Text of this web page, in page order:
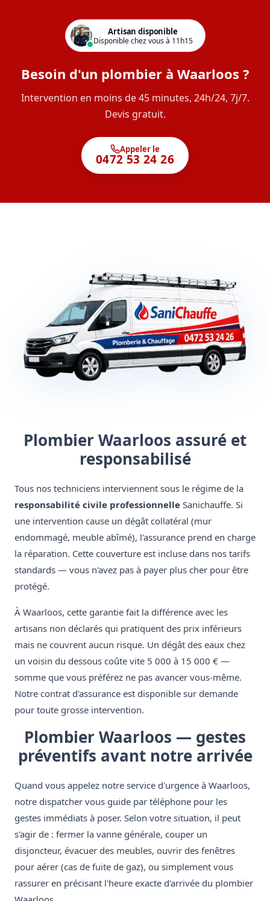
Artisan disponible
Disponible chez vous à 11h15
Besoin d'un plombier à Waarloos ?
Intervention en moins de 45 minutes, 24h/24, 7j/7.
Devis gratuit.
Appeler le
0472 53 24 26
Plombier Waarloos assuré et
responsabilisé
Tous nos techniciens interviennent sous le régime de la
responsabilité civile professionnelle Sanichauffe. Si
une intervention cause un dégât collatéral (mur
endommagé, meuble abîmé), l'assurance prend en charge
la réparation. Cette couverture est incluse dans nos tarifs
standards — vous n'avez pas à payer plus cher pour être
protégé.
À Waarloos, cette garantie fait la différence avec les
artisans non déclarés qui pratiquent des prix inférieurs
mais ne couvrent aucun risque. Un dégât des eaux chez
un voisin du dessous coûte vite 5 000 à 15 000 € —
somme que vous préférez ne pas avancer vous-même.
Notre contrat d'assurance est disponible sur demande
pour toute grosse intervention.
Plombier Waarloos — gestes
préventifs avant notre arrivée
Quand vous appelez notre service d'urgence à Waarloos,
notre dispatcher vous guide par téléphone pour les
gestes immédiats à poser. Selon votre situation, il peut
s'agir de : fermer la vanne générale, couper un
disjoncteur, évacuer des meubles, ouvrir des fenêtres
pour aérer (cas de fuite de gaz), ou simplement vous
rassurer en précisant l'heure exacte d'arrivée du plombier